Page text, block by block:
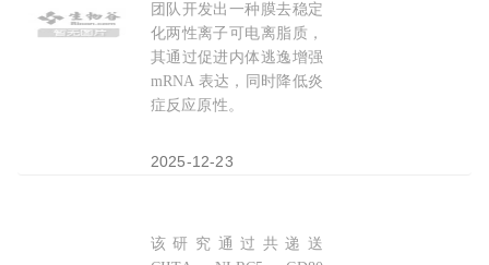
团队开发出一种膜去稳定
化两性离子可电离脂质，
其通过促进内体逃逸增强
mRNA 表达，同时降低炎
症反应原性。
2025-12-23
Sci Adv：把 肿瘤细胞变成“疫苗工厂”，上海交
该研究通过共递送